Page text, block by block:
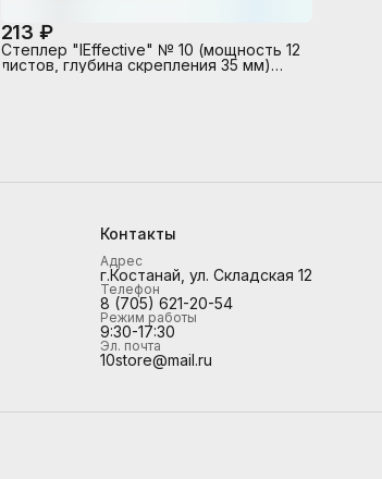
213 ₽
Степлер "IEffective" № 10 (мощность 12
листов, глубина скрепления 35 мм)
Контакты
Адрес
г.Костанай, ул. Складская 12
Телефон
8 (705) 621-20-54
Режим работы
9:30-17:30
Эл. почта
10store@mail.ru